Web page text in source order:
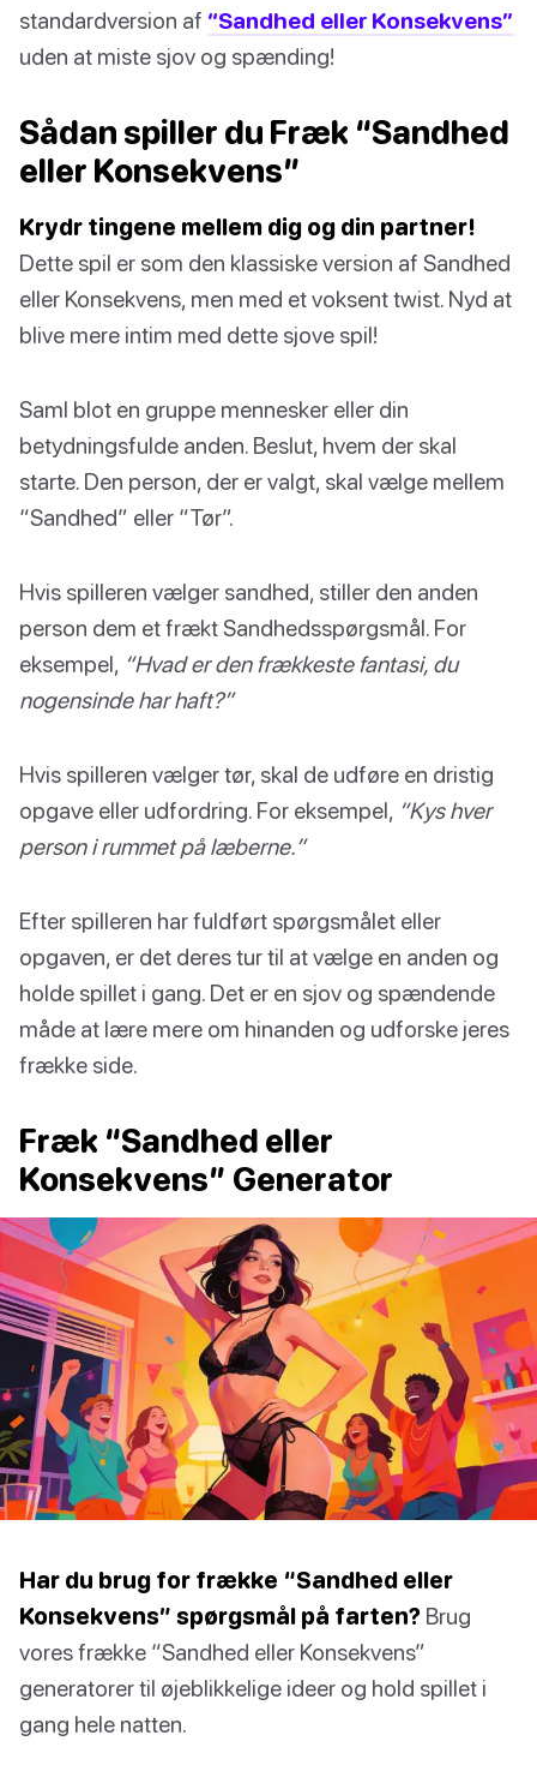
standardversion af “Sandhed eller Konsekvens”
uden at miste sjov og spænding!
Sådan spiller du Fræk “Sandhed
eller Konsekvens”
Krydr tingene mellem dig og din partner!
Dette spil er som den klassiske version af Sandhed
eller Konsekvens, men med et voksent twist. Nyd at
blive mere intim med dette sjove spil!
Saml blot en gruppe mennesker eller din
betydningsfulde anden. Beslut, hvem der skal
starte. Den person, der er valgt, skal vælge mellem
“Sandhed” eller “Tør”.
Hvis spilleren vælger sandhed, stiller den anden
person dem et frækt Sandhedsspørgsmål. For
eksempel, “Hvad er den frækkeste fantasi, du
nogensinde har haft?”
Hvis spilleren vælger tør, skal de udføre en dristig
opgave eller udfordring. For eksempel, “Kys hver
person i rummet på læberne.”
Efter spilleren har fuldført spørgsmålet eller
opgaven, er det deres tur til at vælge en anden og
holde spillet i gang. Det er en sjov og spændende
måde at lære mere om hinanden og udforske jeres
frække side.
Fræk “Sandhed eller
Konsekvens” Generator
Har du brug for frække “Sandhed eller
Konsekvens” spørgsmål på farten? Brug
vores frække “Sandhed eller Konsekvens”
generatorer til øjeblikkelige ideer og hold spillet i
gang hele natten.